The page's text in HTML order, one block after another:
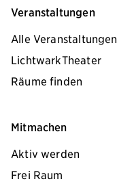
Veranstaltungen
Alle Veranstaltungen
LichtwarkTheater
Räume finden
Mitmachen
Aktiv werden
Frei Raum